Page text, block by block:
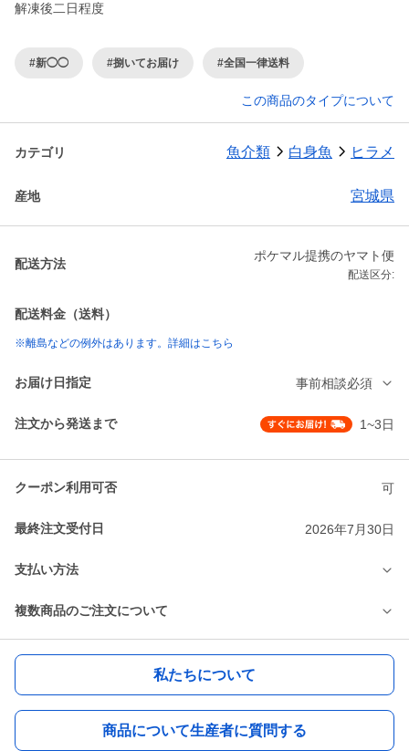
解凍後二日程度
#新◯◯ #捌いてお届け #全国一律送料
この商品のタイプについて
カテゴリ 魚介類 白身魚 ヒラメ
産地 宮城県
配送方法
ポケマル提携のヤマト便
配送区分:
配送料金（送料）
※離島などの例外はあります。詳細はこちら
お届け日指定 事前相談必須
注文から発送まで 1~3日
クーポン利用可否 可
最終注文受付日 2026年7月30日
支払い方法
複数商品のご注文について
私たちについて
商品について生産者に質問する